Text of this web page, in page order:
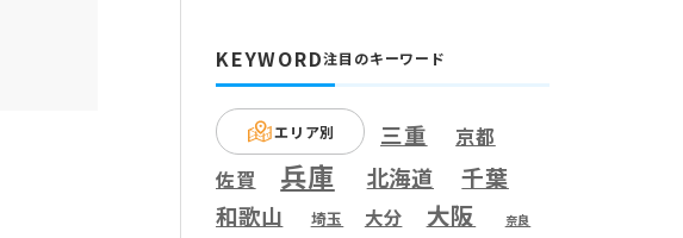
KEYWORD注目のキーワード
エリア別 三重 京都
佐賀 兵庫 北海道 千葉
和歌山 埼玉 大分 大阪 奈良